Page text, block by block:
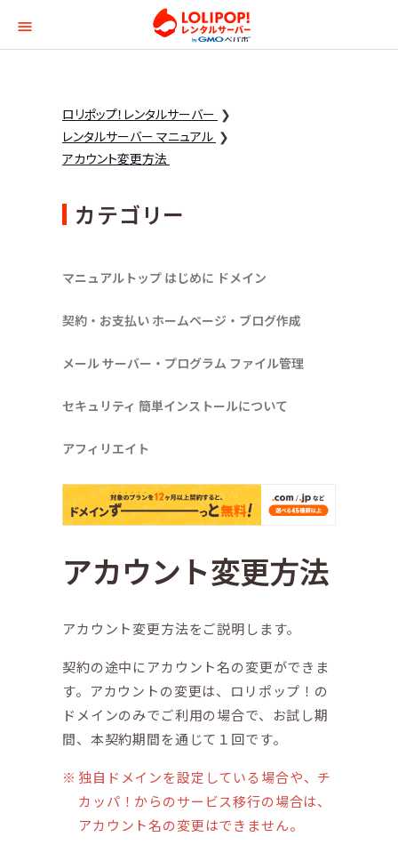
ロリポップ！レンタル
ロリポップ！レンタルサーバー
レンタルサーバー マニュアル
アカウント変更方法
カテゴリー
マニュアルトップ はじめに ドメイン
契約・お支払い ホームページ・ブログ作成
メールサーバー・プログラム ファイル管理
セキュリティ 簡単インストールについて
アフィリエイト
アカウント変更方法
アカウント変更方法をご説明します。
契約の途中にアカウント名の変更ができま
す。アカウントの変更は、ロリポップ！の
ドメインのみでご利用の場合で、お試し期
間、本契約期間を通じて１回です。
独自ドメインを設定している場合や、チ
カッパ！からのサービス移行の場合は、
アカウント名の変更はできません。